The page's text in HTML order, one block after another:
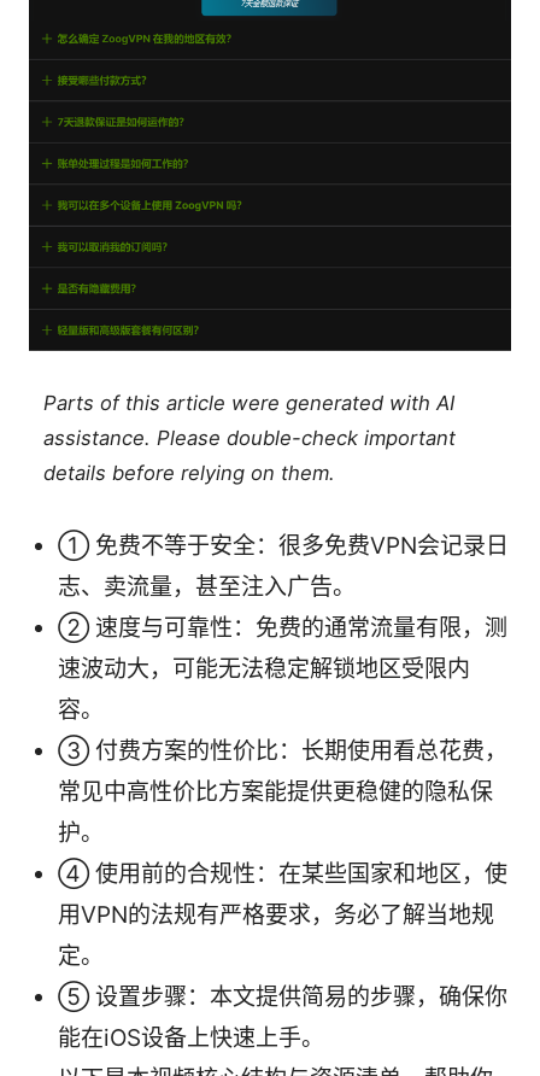
Parts of this article were generated with AI
assistance. Please double-check important
details before relying on them.
① 免费不等于安全：很多免费VPN会记录日
志、卖流量，甚至注入广告。
② 速度与可靠性：免费的通常流量有限，测
速波动大，可能无法稳定解锁地区受限内
容。
③ 付费方案的性价比：长期使用看总花费，
常见中高性价比方案能提供更稳健的隐私保
护。
④ 使用前的合规性：在某些国家和地区，使
用VPN的法规有严格要求，务必了解当地规
定。
⑤ 设置步骤：本文提供简易的步骤，确保你
能在iOS设备上快速上手。